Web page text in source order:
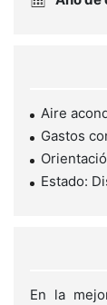
Aire
Gastos
Estado:
En la